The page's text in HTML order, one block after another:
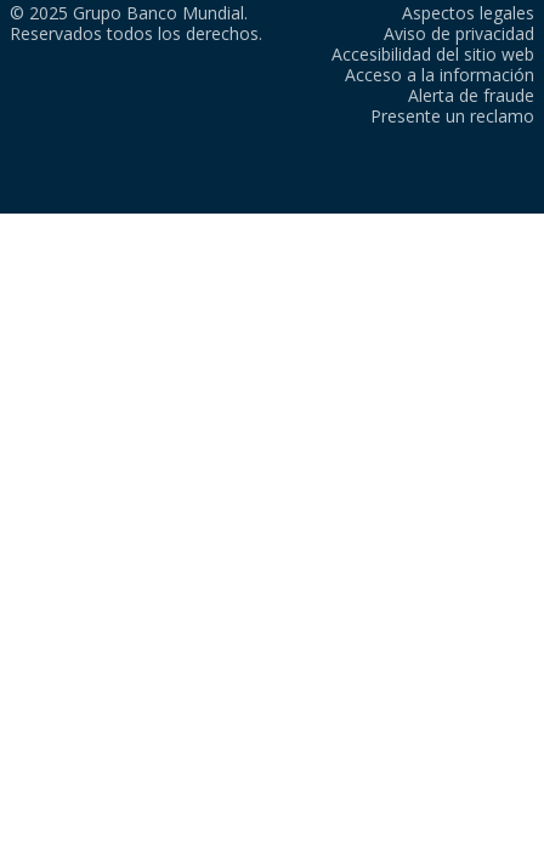
© 2025 Grupo Banco Mundial.
Reservados todos los derechos.
Aspectos legales
Aviso de privacidad
Accesibilidad del sitio web
Acceso a la información
Alerta de fraude
Presente un reclamo